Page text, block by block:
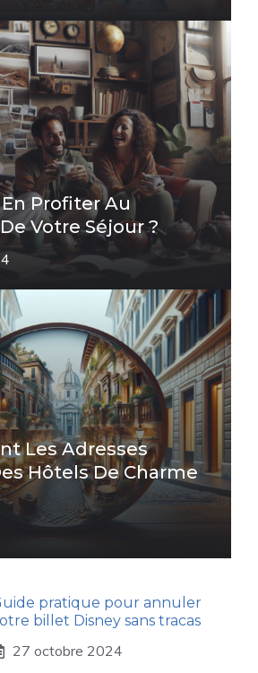
Profiter Au
Votre Séjour ?
Les Adresses
Hôtels De Charme
pratique pour annuler
billet Disney sans tracas
27 octobre 2024